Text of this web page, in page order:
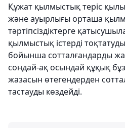
Құжат қылмыстық теріс
және ауырлығы орташа
тәртіпсіздіктерге
қылмыстық істерді
бойынша сотталғандарды
сондай-ақ осындай құқық
жазасын өтегендерден
тастауды көздейді.